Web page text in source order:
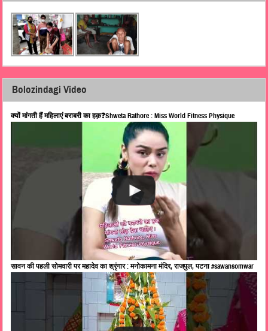
Bolozindagi Video
क्यों मांगती हैं महिलाएं बराबरी का हक़❓Shweta Rathore : Miss World Fitness Physique
सावन की पहली सोमवारी पर महादेव का श्रृंगार : मनोकामना मंदिर, राजपुल, पटना #sawansomwar